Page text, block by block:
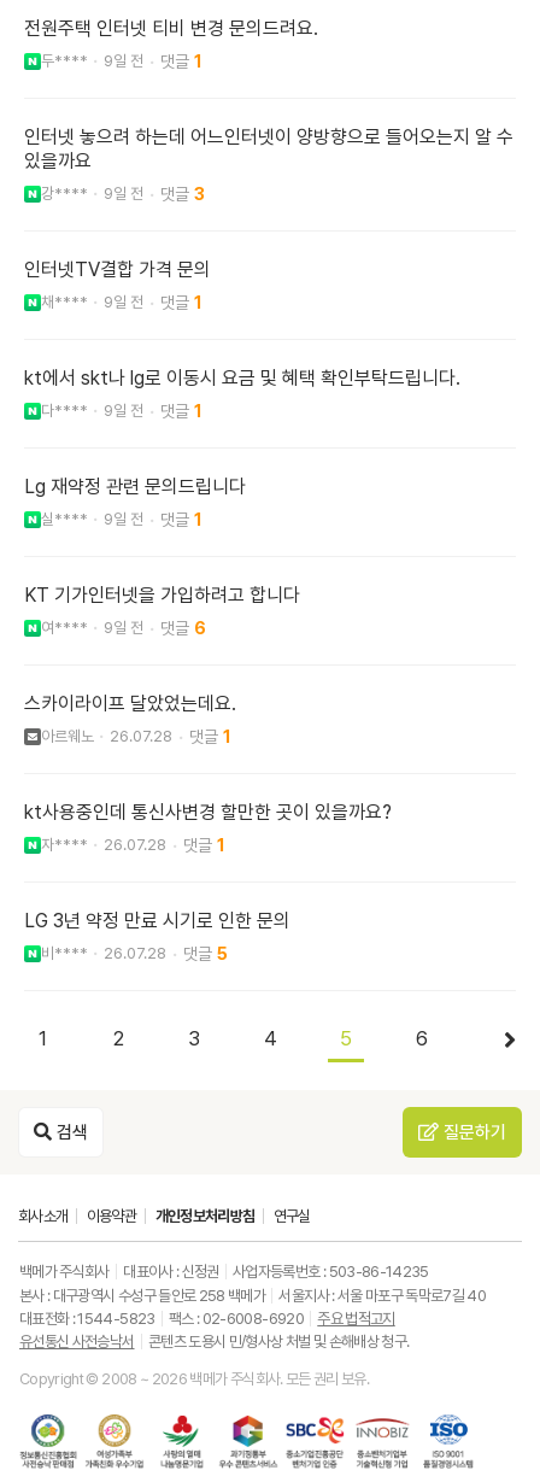
전원주택 인터넷 티비 변경 문의드려요.
두**** 9일 전 1
인터넷 놓으려 하는데 어느인터넷이 양방향으로 들어오는지 알 수
있을까요
강**** 9일 전 3
인터넷TV결합 가격 문의
채**** 9일 전 1
kt에서 skt나 lg로 이동시 요금 및 혜택 확인부탁드립니다.
다**** 9일 전 1
Lg 재약정 관련 문의드립니다
실**** 9일 전 1
KT 기가인터넷을 가입하려고 합니다
여**** 9일 전 6
스카이라이프 달았었는데요.
아르웨노 26.07.28 1
kt사용중인데 통신사변경 할만한 곳이 있을까요?
자**** 26.07.28 1
LG 3년 약정 만료 시기로 인한 문의
비**** 26.07.28 5
1 2 3 4 5 6
검색 질문하기
회사소개 이용약관 개인정보처리방침 연구실
백메가 주식회사 대표이사 : 신정권
사업자등록번호 : 503-86-14235
본사 : 대구광역시 수성구 들안로 258 백메가
서울지사 : 서울 마포구 독막로7길 40
대표전화 : 1544-5823
팩스 : 02-6008-6920
주요 법적고지
유선통신 사전승낙서
콘텐츠 도용시 민/형사상 처벌 및 손해배상 청구.
Copyright © 2008 ~ 2026 백메가 주식회사. 모든 권리 보유.
정
보
가
랑
의
열
통
중
소
기
업
중
소
벤
처
ISO9001
경